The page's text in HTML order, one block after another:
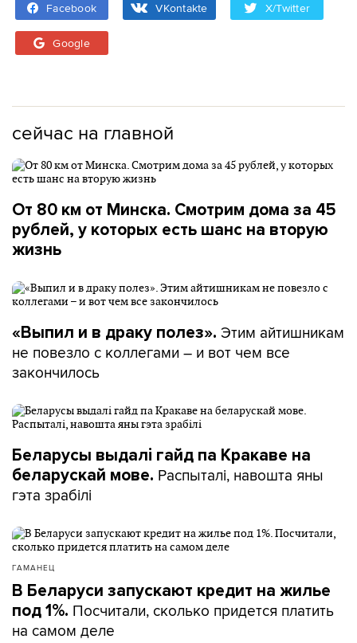
Facebook VKontakte X/Twitter
Google
сейчас на главной
От 80 км от Минска. Смотрим дома за 45
рублей, у которых есть шанс на вторую
жизнь
«Выпил и в драку полез». Этим айтишникам
не повезло с коллегами – и вот чем все
закончилось
Беларусы выдалі гайд па Кракаве на
беларускай мове. Распыталі, навошта яны
гэта зрабілі
ГАМАНЕЦ
В Беларуси запускают кредит на жилье
под 1%. Посчитали, сколько придется платить
на самом деле